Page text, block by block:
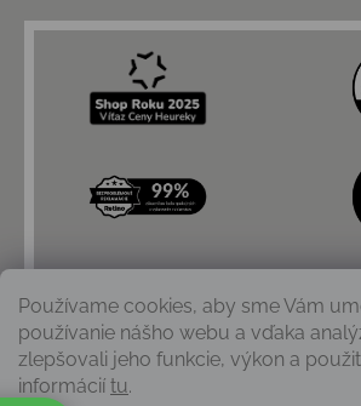
Používame cookies, aby sme Vám
používanie nášho webu a vďaka
zlepšovali jeho funkcie, výkon a
informácií tu.